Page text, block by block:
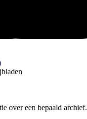
over een bepaald archief.